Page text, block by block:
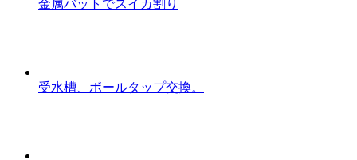
金属バットでスイカ割り
受水槽、ボールタップ交換。